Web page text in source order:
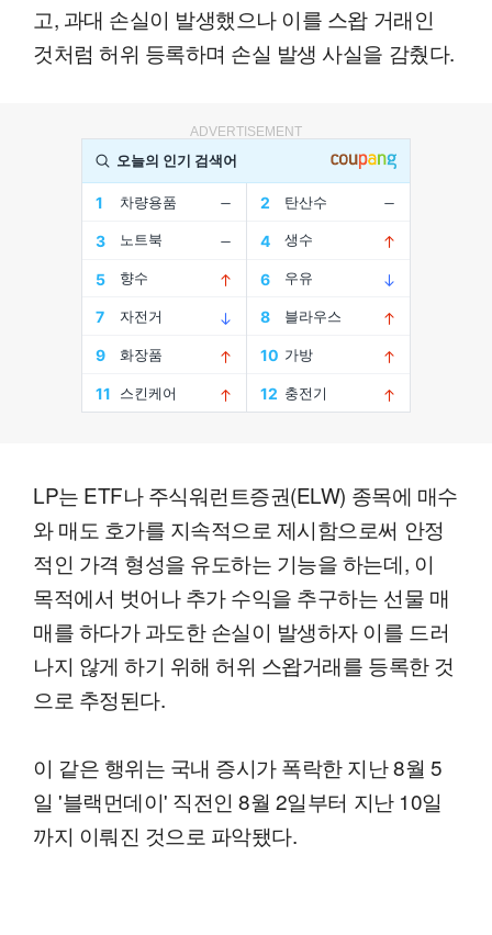
고, 과대 손실이 발생했으나 이를 스왑 거래인
것처럼 허위 등록하며 손실 발생 사실을 감췄다.
ADVERTISEMENT
LP는 ETF나 주식워런트증권(ELW) 종목에 매수
와 매도 호가를 지속적으로 제시함으로써 안정
적인 가격 형성을 유도하는 기능을 하는데, 이
목적에서 벗어나 추가 수익을 추구하는 선물 매
매를 하다가 과도한 손실이 발생하자 이를 드러
나지 않게 하기 위해 허위 스왑거래를 등록한 것
으로 추정된다.
이 같은 행위는 국내 증시가 폭락한 지난 8월 5
일 '블랙먼데이' 직전인 8월 2일부터 지난 10일
까지 이뤄진 것으로 파악됐다.